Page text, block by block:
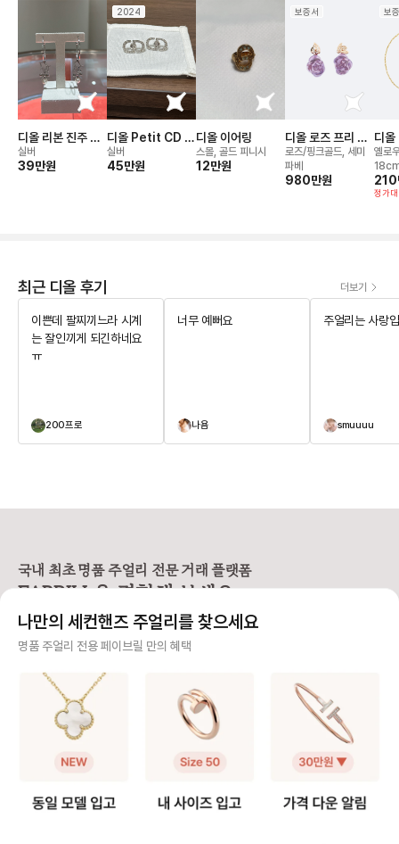
디올 리본 진주 이
어링
실버
39만원
2024
디올 Petit CD 이
어링
실버
45만원
디올 이어링
스몰, 골드 피니시
12만원
보증서
디올 로즈 프리 카
텔란 이어링
로즈/핑크골드, 세미
파베
980만원
보
디올
레이
옐로
210
정가
최근 디올 후기 더보기
이쁜데 팔찌끼느라 시계
는 잘인끼게 되긴하네요
ㅠ
200프로
너무 예뻐요
나욤
주얼리는 사랑
smuuuu
국내 최초 명품 주얼리 전문 거래 플랫폼
FABRILL을 경험해 보세요.
사기 걱정 없는 안전 결제
니면 반환해 드려요.
주얼리 전문 이중 검수
주얼리 검수에 특화된 페이브릴 검수팀과 전문 감정사가 컨디션 및 정품 여부를 철저하고 꼼꼼하
게 확인해요.
주얼리 전문 지식을 토대로 사이즈, 가격대 등 주얼리를 거래하며 궁금할 수 있는 내용에 대한 밀
나만의 세컨핸즈 주얼리를 찾으세요
명품 주얼리 전용 페이브릴 만의 혜택